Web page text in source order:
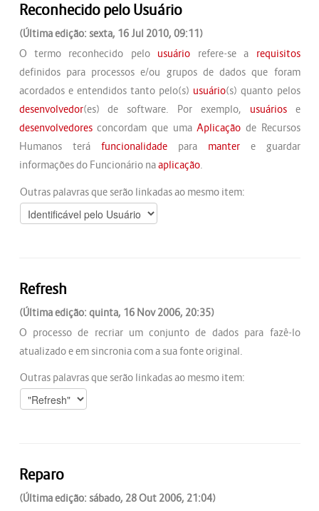
Reconhecido pelo Usuário
(Última edição: sexta, 16 Jul 2010, 09:11)
O termo reconhecido pelo usuário refere-se a requisitos
definidos para processos e/ou grupos de dados que foram
acordados e entendidos tanto pelo(s) usuário(s) quanto pelos
desenvolvedor(es) de software. Por exemplo, usuáriose
desenvolvedoresconcordam que umaAplicação de Recursos
Humanos terá funcionalidadepara mantere guardar
informações do Funcionário naaplicação.
Outras palavras que serão linkadas ao mesmo item:
Refresh
(Última edição: quinta, 16 Nov 2006, 20:35)
O processo de recriar um conjunto de dados para fazê-lo
atualizado e em sincronia com a sua fonte original.
Outras palavras que serão linkadas ao mesmo item:
Reparo
(Última edição: sábado, 28 Out 2006, 21:04)